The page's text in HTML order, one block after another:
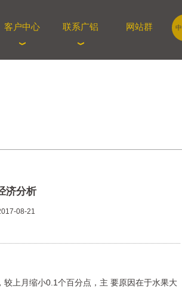
客户中心 联系广铝 网站群 中
济分析
08-21
上月缩小0.1个百分点，主 要原因在于水果大